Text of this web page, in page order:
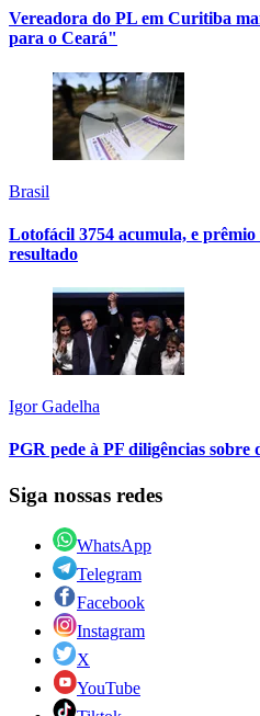
Vereadora do PL em Curitiba
para o Ceará"
Brasil
Lotofácil 3754 acumula, e
resultado
Igor Gadelha
PGR pede à PF diligências
Siga nossas redes
WhatsApp
Telegram
Facebook
Instagram
X
YouTube